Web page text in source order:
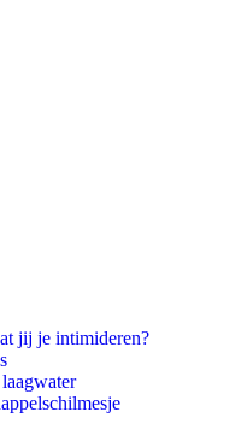
jij je intimideren?